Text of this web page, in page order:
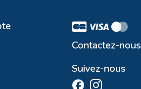
Contactez-nous
Suivez-nous